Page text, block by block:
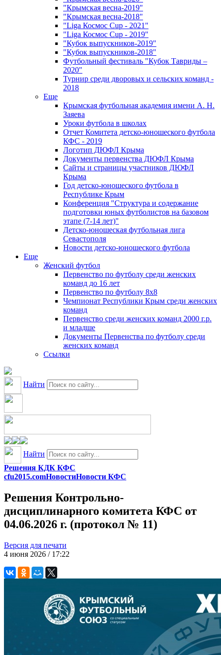
"Крымская весна-2019"
"Крымская весна-2018"
"Liga Космос Cup - 2021"
"Liga Космос Cup - 2019"
"Кубок выпускников-2019"
"Кубок выпускников-2018"
Футбольный фестиваль "Кубок Тавриды –
2020"
Турнир среди дворовых и сельских команд -
2018
Еще
Крымская футбольная академия имени А. Н.
Заяева
Уроки футбола в школах
Отчет Комитета детско-юношеского футбола
КФС - 2019
Логотип ДЮФЛ Крыма
Документы первенства ДЮФЛ Крыма
Сайты и страницы участников ДЮФЛ
Крыма
Год детско-юношеского футбола в
Республике Крым
Конференция "Структура и содержание
подготовки юных футболистов на базовом
этапе (7-14 лет)"
Детско-юношеская футбольная лига
Севастополя
Новости детско-юношеского футбола
Еще
Женский футбол
Первенство по футболу среди женских
команд до 16 лет
Первенство по футболу 8х8
Чемпионат Республики Крым среди женских
команд
Первенство среди женских команд 2000 г.р.
и младше
Документы Первенства по футболу среди
женских команд
Ссылки
Найти
Найти
Решения КДК КФС
cfu2015.comНовостиНовости КФС
Решения Контрольно-
дисциплинарного комитета КФС от
04.06.2026 г. (протокол № 11)
Версия для печати
4 июня 2026 / 17:22